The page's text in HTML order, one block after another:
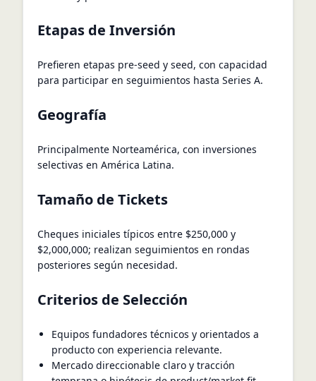
Etapas de Inversión
Prefieren etapas pre-seed y seed, con capacidad
para participar en seguimientos hasta Series A.
Geografía
Principalmente Norteamérica, con inversiones
selectivas en América Latina.
Tamaño de Tickets
Cheques iniciales típicos entre $250,000 y
$2,000,000; realizan seguimientos en rondas
posteriores según necesidad.
Criterios de Selección
Equipos fundadores técnicos y orientados a
producto con experiencia relevante.
Mercado direccionable claro y tracción